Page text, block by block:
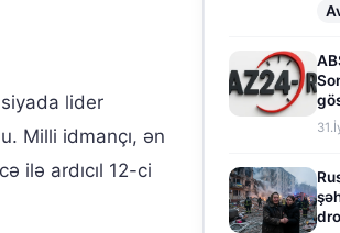
lider
Milli idmançı, ən
ilə ardıcıl 12-ci